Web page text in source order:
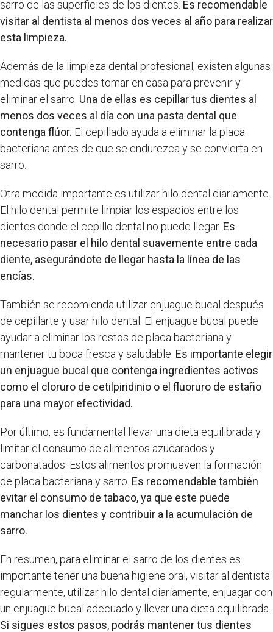
sarro de las superficies de los dientes. Es recomendable
visitar al dentista al menos dos veces al año para realizar
esta limpieza.
Además de la limpieza dental profesional, existen algunas
medidas que puedes tomar en casa para prevenir y
eliminar el sarro. Una de ellas es cepillar tus dientes al
menos dos veces al día con una pasta dental que
contenga flúor. El cepillado ayuda a eliminar la placa
bacteriana antes de que se endurezca y se convierta en
sarro.
Otra medida importante es utilizar hilo dental diariamente.
El hilo dental permite limpiar los espacios entre los
dientes donde el cepillo dental no puede llegar. Es
necesario pasar el hilo dental suavemente entre cada
diente, asegurándote de llegar hasta la línea de las
encías.
También se recomienda utilizar enjuague bucal después
de cepillarte y usar hilo dental. El enjuague bucal puede
ayudar a eliminar los restos de placa bacteriana y
mantener tu boca fresca y saludable. Es importante elegir
un enjuague bucal que contenga ingredientes activos
como el cloruro de cetilpiridinio o el fluoruro de estaño
para una mayor efectividad.
Por último, es fundamental llevar una dieta equilibrada y
limitar el consumo de alimentos azucarados y
carbonatados. Estos alimentos promueven la formación
de placa bacteriana y sarro. Es recomendable también
evitar el consumo de tabaco, ya que este puede
manchar los dientes y contribuir a la acumulación de
sarro.
En resumen, para eliminar el sarro de los dientes es
importante tener una buena higiene oral, visitar al dentista
regularmente, utilizar hilo dental diariamente, enjuagar con
un enjuague bucal adecuado y llevar una dieta equilibrada.
Si sigues estos pasos, podrás mantener tus dientes